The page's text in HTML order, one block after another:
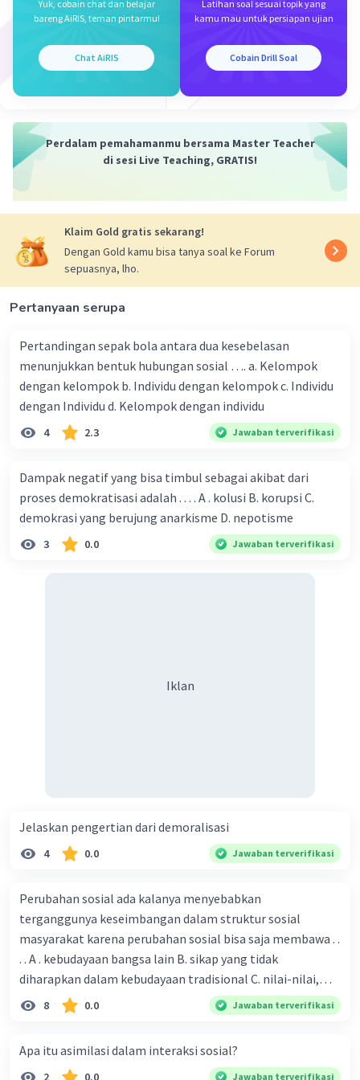
Yuk, cobain chat dan belajar
bareng AiRIS, teman pintarmu!
Chat AiRIS
Latihan soal sesuai topik yang
kamu mau untuk persiapan ujian
Cobain Drill Soal
Perdalam pemahamanmu bersama Master Teacher
di sesi Live Teaching, GRATIS!
Klaim Gold gratis sekarang!
Dengan Gold kamu bisa tanya soal ke Forum
sepuasnya, lho.
Pertanyaan serupa
Pertandingan sepak bola antara dua kesebelasan
menunjukkan bentuk hubungan sosial …. a. Kelompok
dengan kelompok b. Individu dengan kelompok c. Individu
dengan Individu d. Kelompok dengan individu
4 2.3 Jawaban terverifikasi
Dampak negatif yang bisa timbul sebagai akibat dari
proses demokratisasi adalah . . . . A . kolusi B. korupsi C.
demokrasi yang berujung anarkisme D. nepotisme
3 0.0 Jawaban terverifikasi
Iklan
Jelaskan pengertian dari demoralisasi
4 0.0 Jawaban terverifikasi
Perubahan sosial ada kalanya menyebabkan
terganggunya keseimbangan dalam struktur sosial
masyarakat karena perubahan sosial bisa saja membawa . .
. . A . kebudayaan bangsa lain B. sikap yang tidak
diharapkan dalam kebudayaan tradisional C. nilai-nilai,
sikap, dan pola . perilaku yang berbeda D. tidak sesuai
dengan kebudayaan masyarakat setempat
8 0.0 Jawaban terverifikasi
Apa itu asimilasi dalam interaksi sosial?
2 0.0 Jawaban terverifikasi